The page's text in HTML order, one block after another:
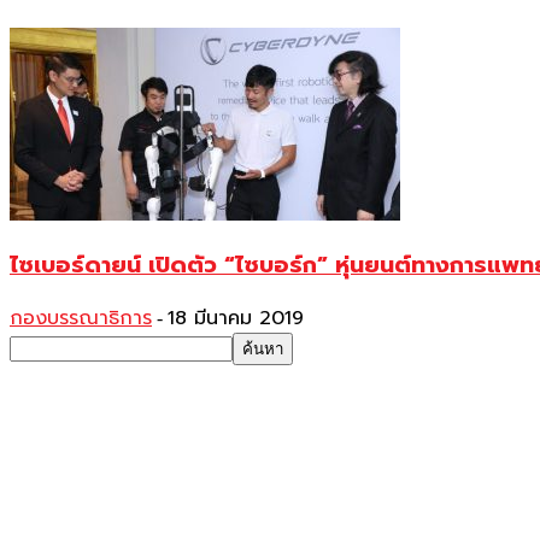
ไซเบอร์ดายน์ เปิดตัว “ไซบอร์ก” หุ่นยนต์ทางการแพ
กองบรรณาธิการ - 18 มีนาคม 2019